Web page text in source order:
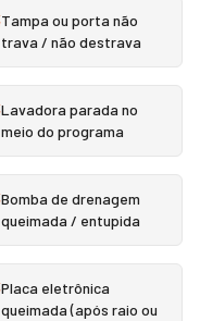
Tampa ou porta não
trava / não destrava
Lavadora parada no
meio do programa
Bomba de drenagem
queimada / entupida
Placa eletrônica
queimada (após raio ou